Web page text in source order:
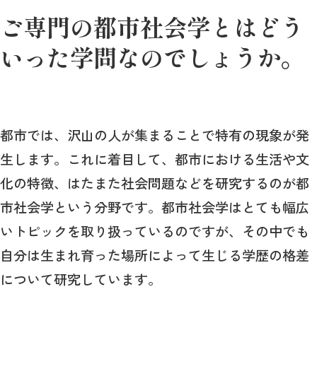
ご専門の都市社会学とはどう
いった学問なのでしょうか。
都市では、沢山の人が集まることで特有の現象が発
生します。これに着目して、都市における生活や文
化の特徴、はたまた社会問題などを研究するのが都
市社会学という分野です。都市社会学はとても幅広
いトピックを取り扱っているのですが、その中でも
自分は生まれ育った場所によって生じる学歴の格差
について研究しています。